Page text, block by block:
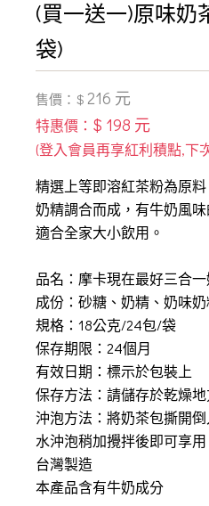
(買一送一)原味
袋)
售價：$ 216 元
特惠價： $ 198 元
精選上等即溶紅茶粉為原
奶精調合而成，有牛奶風
適合全家大小飲用。
品名：摩卡現在最好三合
成份：砂糖、奶精、奶味
規格：18公克/24包/袋
保存期限：24個月
有效日期：標示於包裝上
保存方法：請儲存於乾燥
沖泡方法：將奶茶包撕開
水沖泡稍加攪拌後即可享用
台灣製造
本產品含有牛奶成分